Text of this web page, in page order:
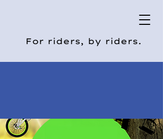
For riders, by riders.